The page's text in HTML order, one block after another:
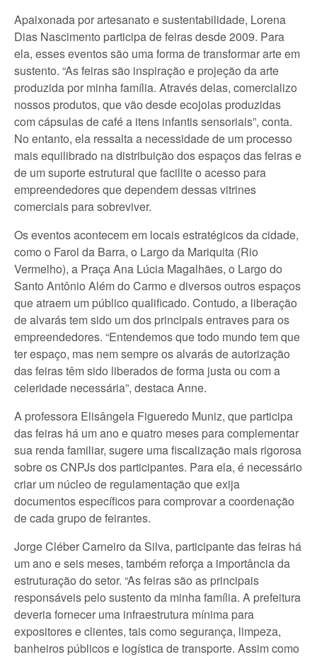
Apaixonada por artesanato e sustentabilidade, Lorena
Dias Nascimento participa de feiras desde 2009. Para
ela, esses eventos são uma forma de transformar arte em
sustento. “As feiras são inspiração e projeção da arte
produzida por minha família. Através delas, comercializo
nossos produtos, que vão desde ecojoias produzidas
com cápsulas de café a itens infantis sensoriais”, conta.
No entanto, ela ressalta a necessidade de um processo
mais equilibrado na distribuição dos espaços das feiras e
de um suporte estrutural que facilite o acesso para
empreendedores que dependem dessas vitrines
comerciais para sobreviver.
Os eventos acontecem em locais estratégicos da cidade,
como o Farol da Barra, o Largo da Mariquita (Rio
Vermelho), a Praça Ana Lúcia Magalhães, o Largo do
Santo Antônio Além do Carmo e diversos outros espaços
que atraem um público qualificado. Contudo, a liberação
de alvarás tem sido um dos principais entraves para os
empreendedores. “Entendemos que todo mundo tem que
ter espaço, mas nem sempre os alvarás de autorização
das feiras têm sido liberados de forma justa ou com a
celeridade necessária”, destaca Anne.
A professora Elisângela Figueredo Muniz, que participa
das feiras há um ano e quatro meses para complementar
sua renda familiar, sugere uma fiscalização mais rigorosa
sobre os CNPJs dos participantes. Para ela, é necessário
criar um núcleo de regulamentação que exija
documentos específicos para comprovar a coordenação
de cada grupo de feirantes.
Jorge Cléber Carneiro da Silva, participante das feiras há
um ano e seis meses, também reforça a importância da
estruturação do setor. “As feiras são as principais
responsáveis pelo sustento da minha família. A prefeitura
deveria fornecer uma infraestrutura mínima para
expositores e clientes, tais como segurança, limpeza,
banheiros públicos e logística de transporte. Assim como